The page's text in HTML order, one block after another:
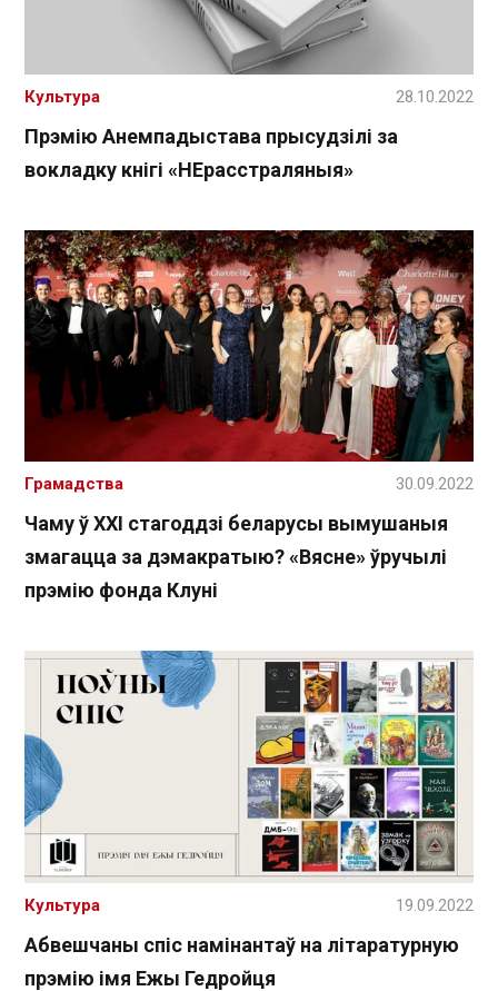
Прэмію Анемпадыстава прысудзілі за
вокладку кнігі «НЕрасстраляныя»
Культура 28.10.2022
Чаму ў ХХІ стагоддзі беларусы вымушаныя
змагацца за дэмакратыю? «Вясне» ўручылі
прэмію фонда Клуні
Грамадства 30.09.2022
Абвешчаны спіс намінантаў на літаратурную
прэмію імя Ежы Гедройця
Культура 19.09.2022